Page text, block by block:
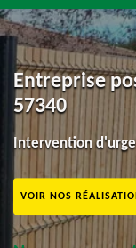
Entreprise
57340
Intervention
VOIR NOS